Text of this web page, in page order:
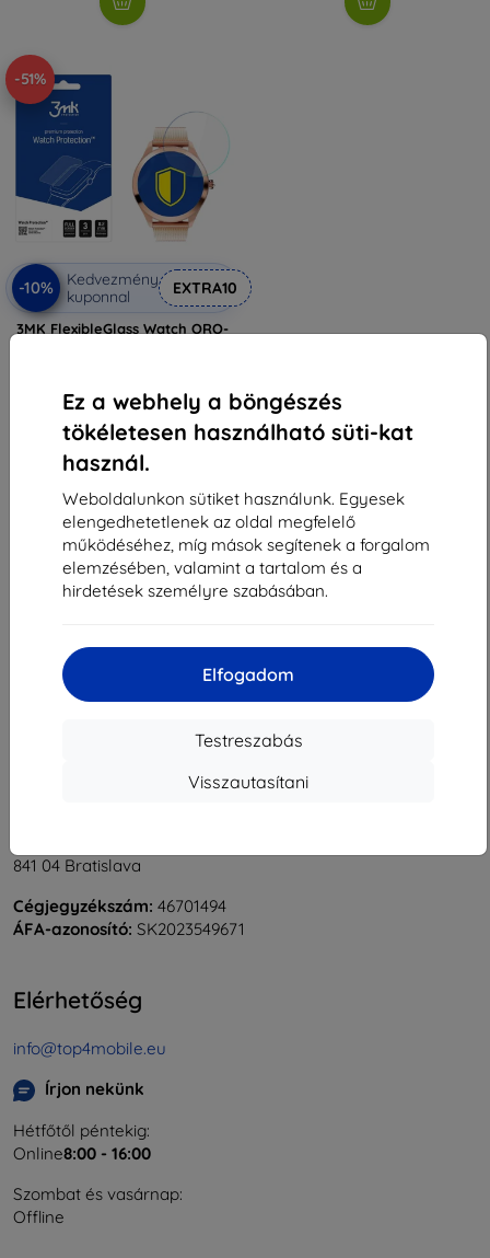
Ez a webhely a böngészés
tökéletesen használható süti-kat
használ.
Weboldalunkon sütiket használunk. Egyesek
elengedhetetlenek az oldal megfelelő
működéséhez, míg mások segítenek a forgalom
elemzésében, valamint a tartalom és a
hirdetések személyre szabásában.
Elfogadom
Testreszabás
Visszautasítani
-51%
-10%
Kedvezmény
kuponnal
EXTRA10
3MK FlexibleGlass Watch ORO-
1 791 Ft
Utolsó darab raktáron
Összes találat5.
841 04 Bratislava
Cégjegyzékszám: 46701494
ÁFA-azonosító: SK2023549671
Elérhetőség
info@top4mobile.eu
Írjon nekünk
Hétfőtől péntekig:
Online8:00 - 16:00
Szombat és vasárnap:
Offline